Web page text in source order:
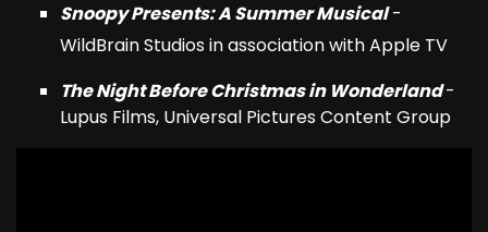
Snoopy Presents: A Summer Musical-
WildBrain Studios in association with Apple TV
The Night Before Christmas in Wonderland-
Lupus Films, Universal Pictures Content Group